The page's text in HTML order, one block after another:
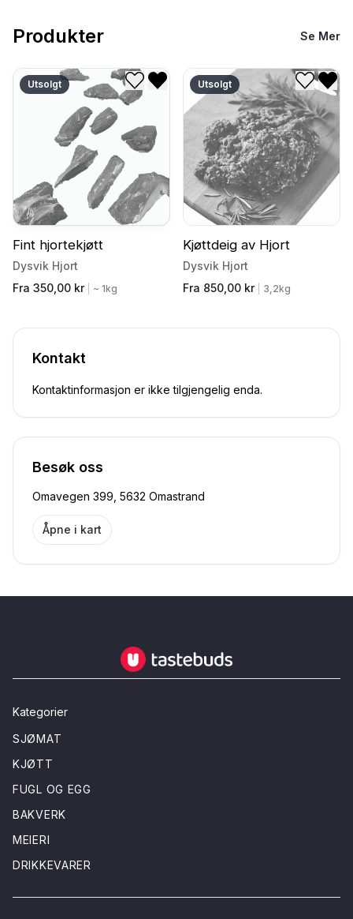
Produkter Se Mer
Utsolgt
Fint hjortekjøtt
Dysvik Hjort
Fra 350,00 kr
~ 1kg
Legg til i ønskeliste
Fjern fra ønskeliste
Utsolgt
Kjøttdeig av Hjort
Dysvik Hjort
Fra 850,00 kr
3,2kg
Legg til
Kontakt
Kontaktinformasjon er ikke tilgjengelig enda.
Besøk oss
Omavegen 399, 5632 Omastrand
Åpne i kart
Tastebuds - Lokalmat rett hjem
Kategorier
SJØMAT
KJØTT
FUGL OG EGG
BAKVERK
MEIERI
DRIKKEVARER